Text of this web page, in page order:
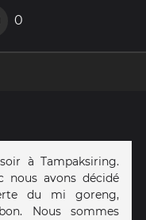
0
à Tampaksiring.
nous avons décidé
du mi goreng,
Nous sommes